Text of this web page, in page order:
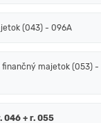
(043) - 096A
majetok (053) -
046 + r. 055